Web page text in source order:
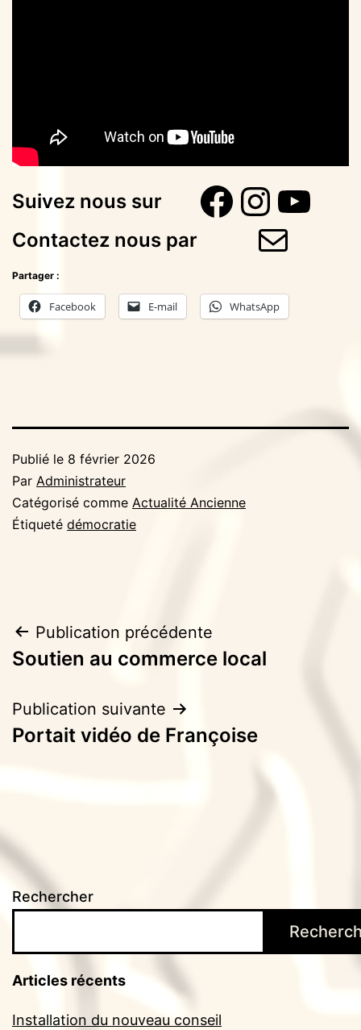
Suivez nous sur
Contactez nous par E-mail
Partager :
Facebook E-mail WhatsApp
Publié le 8 février 2026
Par Administrateur
Catégorisé comme Actualité Ancienne
Étiqueté démocratie
Navigation
de
l’article
Publication précédente
Soutien au commerce local
Publication suivante
Portait vidéo de Françoise
Rechercher
Articles récents
Installation du nouveau conseil